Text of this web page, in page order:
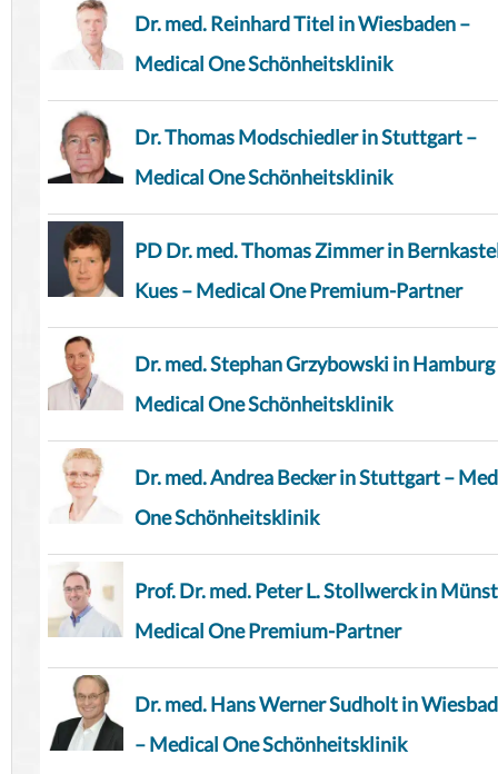
Dr. med. Reinhard Titel in Wiesbaden –
Medical One Schönheitsklinik
Dr. Thomas Modschiedler in Stuttgart –
Medical One Schönheitsklinik
PD Dr. med. Thomas Zimmer in
Kues – Medical One Premium-Partner
Dr. med. Stephan Grzybowski in Hamburg
Medical One Schönheitsklinik
Dr. med. Andrea Becker in Stuttgart –
One Schönheitsklinik
Prof. Dr. med. Peter L. Stollwerck in
Medical One Premium-Partner
Dr. med. Hans Werner Sudholt in
– Medical One Schönheitsklinik